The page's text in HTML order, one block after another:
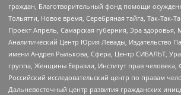
граждан, Благотворительный фонд помощи
Тольятти, Новое время, Серебряная тайга, Так-Так-
Проект Апрель, Самарская губерния, Эра здоровья,
Аналитический Центр Юрия Левады, Издательство
имени Андрея Рылькова, Сфера, Центр СИБАЛЬТ,
группа, Женщины Евразии, Институт прав человека,
Российский исследовательский центр по правам
Дальневосточный центр развития гражданских